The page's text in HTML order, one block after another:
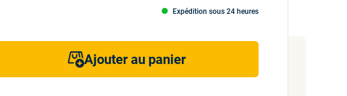
Expédition sous 24 heures
Ajouter au panier